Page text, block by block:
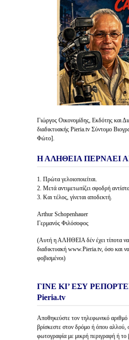
Γιώργος Οικονομίδης, Εκδότης και
διαδικτυακής Pieria.tv Σύντομο
Φώτο].
Η ΑΛΗΘΕΙΑ ΠΕΡΝΑΕΙ
1. Πρώτα γελοιοποιείται.
2. Μετά αντιμετωπίζει σφοδρή
3. Και τέλος, γίνεται αποδεκτή.
Arthur Schopenhauer
Γερμανός Φιλόσοφος
(Αυτή η ΑΛΗΘΕΙΑ δέν έχει τίποτα να
διαδικτυακή www.Pieria.tv, όσο και
φοβισμένοι)
ΓΙΝΕ ΚΙ’ ΕΣΥ
Pieria.tv
Αποθηκεύστε τον τηλεφωνικό αριθμό
βρίσκεστε στον δρόμο ή όπου αλλού,
φωτογραφία με μικρή περιγραφή ή το